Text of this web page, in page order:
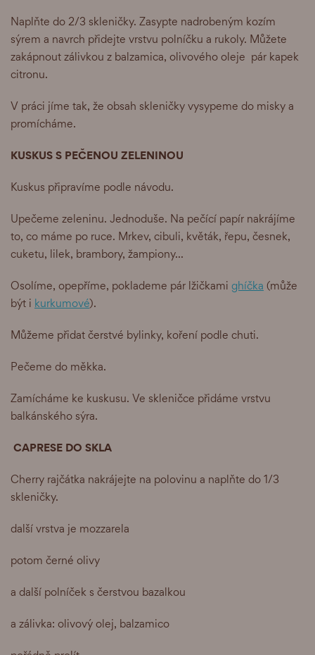
Naplňte do 2/3 skleničky. Zasypte nadrobeným kozím
sýrem a navrch přidejte vrstvu polníčku a rukoly. Můžete
zakápnout zálivkou z balzamica, olivového oleje pár kapek
citronu.
V práci jíme tak, že obsah skleničky vysypeme do misky a
promícháme.
KUSKUS S PEČENOU ZELENINOU
Kuskus připravíme podle návodu.
Upečeme zeleninu. Jednoduše. Na pečící papír nakrájíme
to, co máme po ruce. Mrkev, cibuli, květák, řepu, česnek,
cuketu, lilek, brambory, žampiony...
Osolíme, opepříme, poklademe pár lžičkami ghíčka (může
být i kurkumové).
Můžeme přidat čerstvé bylinky, koření podle chuti.
Pečeme do měkka.
Zamícháme ke kuskusu. Ve skleničce přidáme vrstvu
balkánského sýra.
CAPRESE DO SKLA
Cherry rajčátka nakrájejte na polovinu a naplňte do 1/3
skleničky.
další vrstva je mozzarela
potom černé olivy
a další polníček s čerstvou bazalkou
a zálivka: olivový olej, balzamico